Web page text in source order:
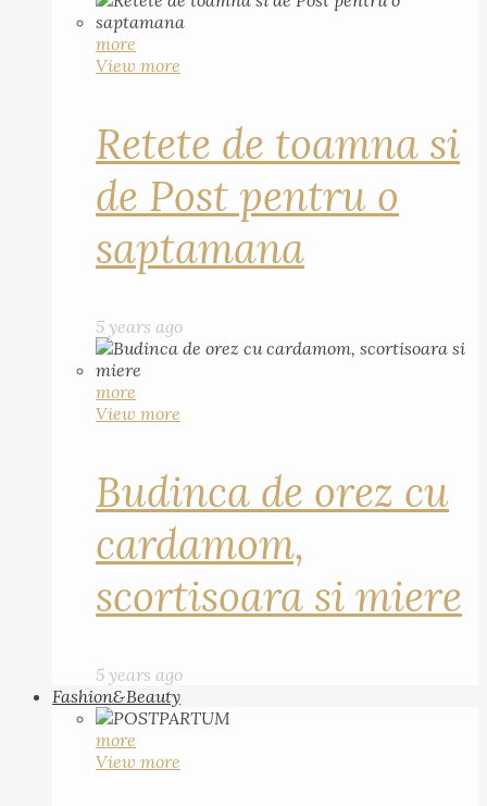
more
View more
Retete de toamna si
de Post pentru o
saptamana
5 years ago
more
View more
Budinca de orez cu
cardamom,
scortisoara si miere
5 years ago
Fashion&Beauty
more
View more